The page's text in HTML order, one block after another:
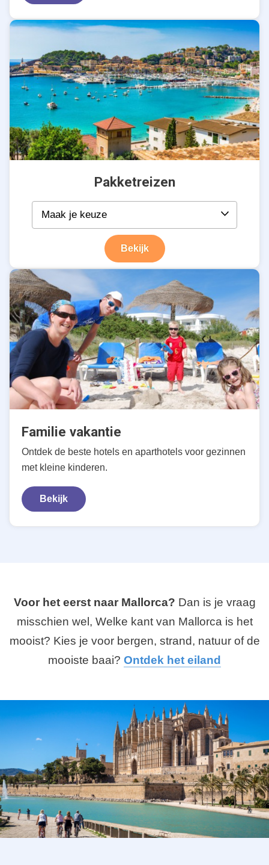
Pakketreizen
Familie vakantie
Ontdek de beste hotels en aparthotels voor gezinnen
met kleine kinderen.
Bekijk
Voor het eerst naar Mallorca? Dan is je vraag
misschien wel, Welke kant van Mallorca is het
mooist? Kies je voor bergen, strand, natuur of de
mooiste baai? Ontdek het eiland